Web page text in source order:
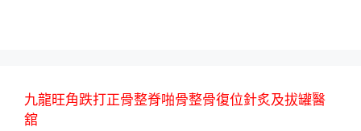
九龍旺角跌打正骨整脊啪骨整骨復位針炙及拔罐醫
舘